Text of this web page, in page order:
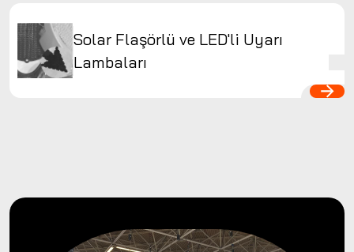
Solar Flaşörlü ve LED'li Uyarı
Lambaları